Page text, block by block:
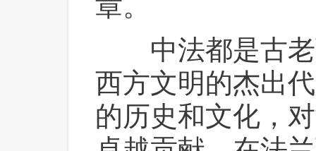
中法都是古老
西方文明的杰出
的历史和文化，